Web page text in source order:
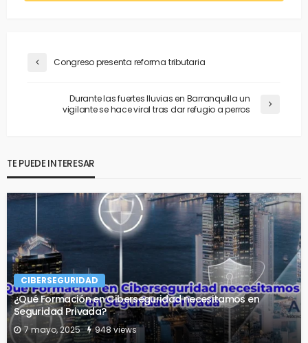
Congreso presenta reforma tributaria
Durante las fuertes lluvias en Barranquilla un
vigilante se hace viral tras dar refugio a perros
TE PUEDE INTERESAR
CIBERSEGURIDAD
¿Qué Formación en Ciberseguridad necesitamos en
Seguridad Privada?
7 mayo, 2025 948 views